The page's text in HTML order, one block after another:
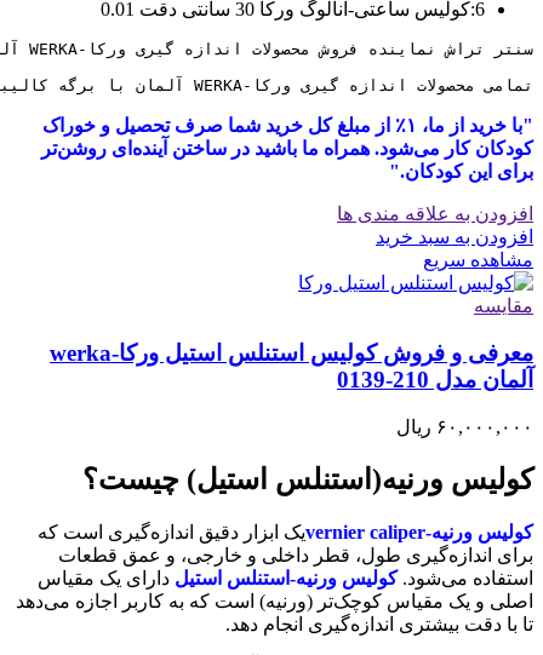
6:کولیس ساعتی-آنالوگ ورکا 30 سانتی دقت 0.01
تمامی محصولات اندازه گیری ورکا-WERKA آلمان با برگه کالیبراسیون معتبر و 6 ماه ضمانت کالیبره به مشتریان ارائه میگردد
"با خرید از ما، ۱٪ از مبلغ کل خرید شما صرف تحصیل و خوراک
کودکان کار می‌شود. همراه ما باشید در ساختن آینده‌ای روشن‌تر
برای این کودکان."
افزودن به علاقه مندی ها
افزودن به سبد خرید
مشاهده سریع
مقایسه
معرفی و فروش کولیس استنلس استیل ورکا-werka
آلمان مدل 210-0139
۶۰,۰۰۰,۰۰۰ ریال
کولیس ورنیه(استنلس استیل) چیست؟
کولیس ورنیه-vernier caliper
یک ابزار دقیق اندازه‌گیری است که
برای اندازه‌گیری طول، قطر داخلی و خارجی، و عمق قطعات
استفاده می‌شود.کولیس ورنیه-استنلس استیل دارای یک مقیاس
اصلی و یک مقیاس کوچک‌تر (ورنیه) است که به کاربر اجازه می‌دهد
تا با دقت بیشتری اندازه‌گیری انجام دهد.